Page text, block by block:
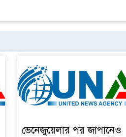
ভেনেজুয়েলার পর জাপানেও